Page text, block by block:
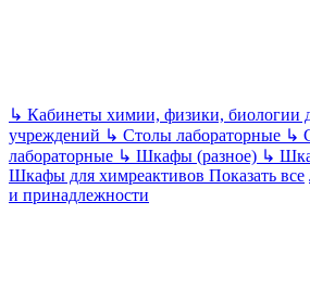
↳ Кабинеты химии, физики, биологии
учреждений ↳ Столы лабораторные ↳
лабораторные ↳ Шкафы (разное) ↳
Шкафы для химреактивов Показать все
и принадлежности